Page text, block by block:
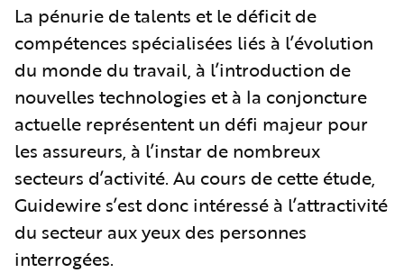
La pénurie de talents et le déficit de
compétences spécialisées liés à l’évolution
du monde du travail, à l’introduction de
nouvelles technologies et à la conjoncture
actuelle représentent un défi majeur pour
les assureurs, à l’instar de nombreux
secteurs d’activité. Au cours de cette étude,
Guidewire s’est donc intéressé à l’attractivité
du secteur aux yeux des personnes
interrogées.